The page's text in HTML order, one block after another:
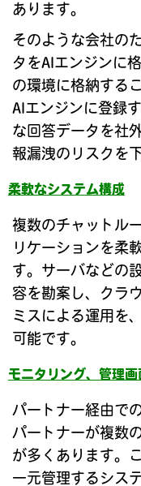
あります。
そのような会社の
タをAIエンジンに
の環境に格納する
AIエンジンに登録
な回答データを社
報漏洩のリスクを
柔軟なシステム構成
複数のチャットル
リケーションを柔
す。サーバなどの
容を勘案し、クラ
ミスによる運用を
可能です。
モニタリング、管理画
パートナー経由で
パートナーが複数
が多くあります。
一元管理するシス